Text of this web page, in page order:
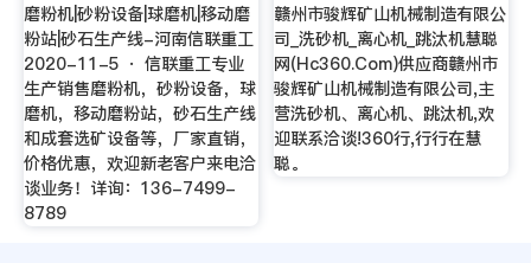
磨粉机|砂粉设备|球磨机|移动磨
粉站|砂石生产线-河南信联重工
2020-11-5 · 信联重工专业
生产销售磨粉机，砂粉设备，球
磨机，移动磨粉站，砂石生产线
和成套选矿设备等，厂家直销，
价格优惠，欢迎新老客户来电洽
谈业务！详询：136-7499-
8789
赣州市骏辉矿山机械制造有限公
司_洗砂机_离心机_跳汰机慧聪
网(Hc360.Com)供应商赣州市
骏辉矿山机械制造有限公司,主
营洗砂机、离心机、跳汰机,欢
迎联系洽谈!360行,行行在慧
聪。